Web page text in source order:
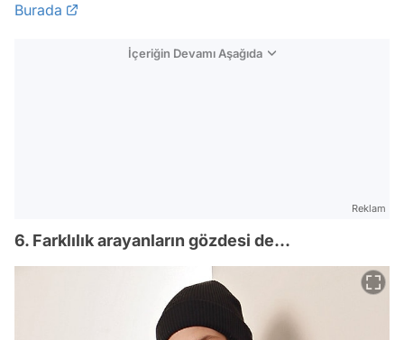
Burada
İçeriğin Devamı Aşağıda
Reklam
6. Farklılık arayanların gözdesi de...